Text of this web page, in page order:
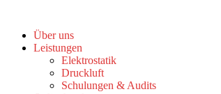
springenÜber uns
Leistungen
Elektrostatik
Druckluft
Schulungen & Audits